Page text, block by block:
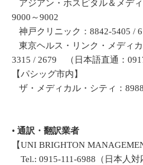
アジアン・ホスピタル＆メデ
9000～9002
神戸クリニック：8842-5405 /
東京ヘルス・リンク・メディ
3315 / 2679 （日本語直通：
【パシッグ市内】
ザ・メディカル・シティ：
• 通訳・翻訳業者
【UNI BRIGHTON
Tel.: 0915-111-6988（日本人対